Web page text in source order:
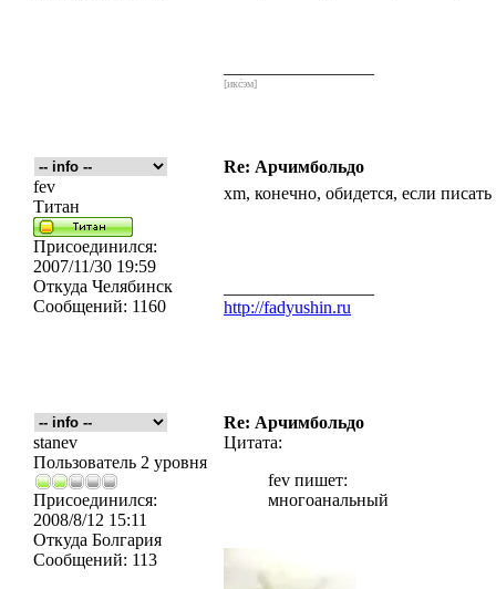
[икс́эм]
Re: Арчимбольдо
fev
Титан
Присоединился:
2007/11/30 19:59
Откуда Челябинск
Сообщений: 1160
xm, конечно, обидется, если
http://fadyushin.ru
Re: Арчимбольдо
stanev
Пользователь 2 уровня
Присоединился:
2008/8/12 15:11
Откуда Болгария
Сообщений: 113
Цитата:
fev пишет:
многоанальный